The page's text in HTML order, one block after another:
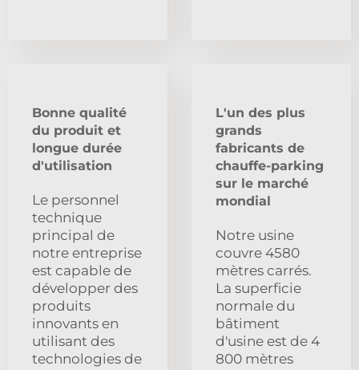
Bonne qualité
du produit et
longue durée
d'utilisation
Le personnel
technique
principal de
notre entreprise
est capable de
développer des
produits
innovants en
utilisant des
technologies de
L'un des plus
grands
fabricants de
chauffe-parking
sur le marché
mondial
Notre usine
couvre 4580
mètres carrés.
La superficie
normale du
bâtiment
d'usine est de 4
800 mètres